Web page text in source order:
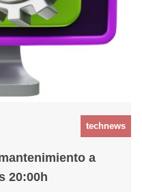
technews
a
20:00h